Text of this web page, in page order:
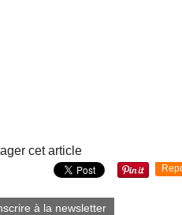
cet article
à la newsletter